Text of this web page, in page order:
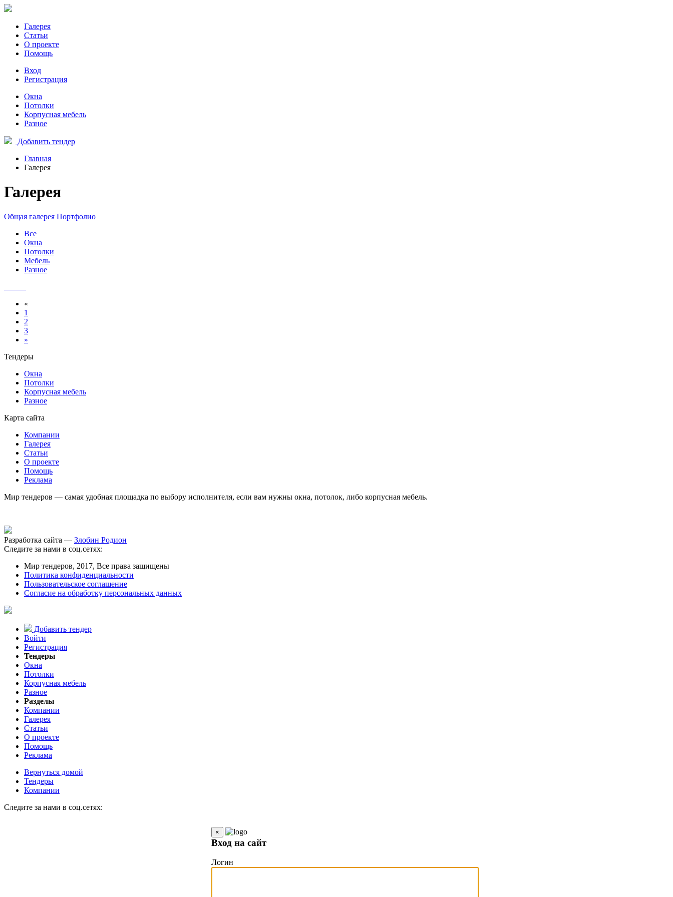
Галерея
Статьи
О проекте
Помощь
Вход
Регистрация
Окна
Потолки
Корпусная мебель
Разное
Добавить тендер
Главная
Галерея
Галерея
Общая галерея Портфолио
Все
Окна
Потолки
Мебель
Разное
«
1
2
3
»
Тендеры
Окна
Потолки
Корпусная мебель
Разное
Карта сайта
Компании
Галерея
Статьи
О проекте
Помощь
Реклама
Мир тендеров — самая удобная площадка по выбору исполнителя, если вам нужны окна, потолок, либо корпусная мебель.
Разработка сайта — Злобин Родион
Следите за нами в соц.сетях:
Мир тендеров, 2017, Все права защищены
Политика конфиденциальности
Пользовательское соглашение
Согласие на обработку персональных данных
Добавить тендер
Войти
Регистрация
Тендеры
Окна
Потолки
Корпусная мебель
Разное
Разделы
Компании
Галерея
Статьи
О проекте
Помощь
Реклама
Вернуться домой
Тендеры
Компании
Следите за нами в соц.сетях:
×
Вход на сайт
Логин